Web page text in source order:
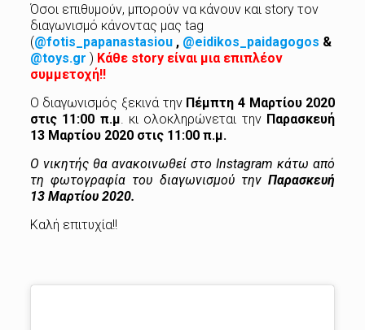
Όσοι επιθυμούν, μπορούν να κάνουν και story τον
διαγωνισμό κάνοντας μας tag
(@fotis_papanastasiou, @eidikos_paidagogos &
@toys.gr ) Κάθε story είναι μια επιπλέον
συμμετοχή!!
Ο διαγωνισμός ξεκινά την Πέμπτη 4 Μαρτίου 2020
στις 11:00 π.μ . κι ολοκληρώνεται την Παρασκευή
13 Μαρτίου 2020 στις 11:00 π.μ.
Ο νικητής θα ανακοινωθεί στο Instagram κάτω από
τη φωτογραφία του διαγωνισμού τηνΠαρασκευή
13 Μαρτίου 2020.
Καλή επιτυχία!!